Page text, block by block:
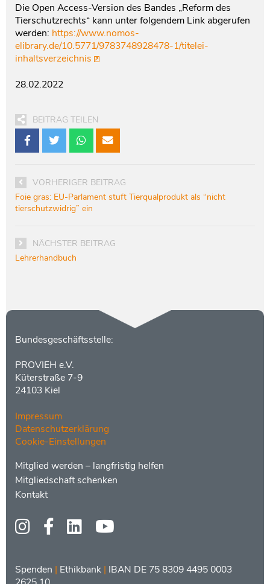
Die Open Access-Version des Bandes „Reform des
Tierschutzrechts“ kann unter folgendem Link abgerufen
werden: https://www.nomos-
elibrary.de/10.5771/9783748928478-1/titelei-
inhaltsverzeichnis
28.02.2022
BEITRAG TEILEN
VORHERIGER BEITRAG
Foie gras: EU-Parlament stuft Tierqualprodukt als “nicht
tierschutzwidrig” ein
NÄCHSTER BEITRAG
Lehrerhandbuch
Kontakt
Bundesgeschäftsstelle:
PROVIEH e.V.
Küterstraße 7-9
24103 Kiel
Impressum
Datenschutzerklärung
Cookie-Einstellungen
Menüs
Footer
2
Mitglied werden – langfristig helfen
Mitgliedschaft schenken
Kontakt
Social
Media
Bankdaten
Spenden | Ethikbank | IBAN DE 75 8309 4495 0003